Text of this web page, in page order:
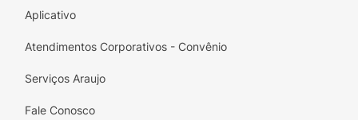
Aplicativo
Atendimentos Corporativos - Convênio
Serviços Araujo
Fale Conosco